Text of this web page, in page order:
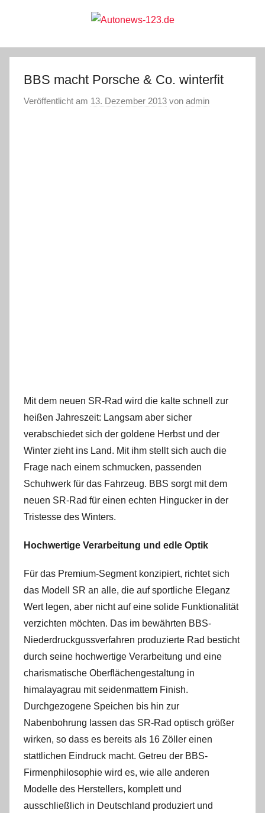
Autonews-
123.de
BBS macht Porsche & Co. winterfit
Veröffentlicht am 13. Dezember 2013 von admin
Mit dem neuen SR-Rad wird die kalte schnell zur
heißen Jahreszeit: Langsam aber sicher
verabschiedet sich der goldene Herbst und der
Winter zieht ins Land. Mit ihm stellt sich auch die
Frage nach einem schmucken, passenden
Schuhwerk für das Fahrzeug. BBS sorgt mit dem
neuen SR-Rad für einen echten Hingucker in der
Tristesse des Winters.
Hochwertige Verarbeitung und edle Optik
Für das Premium-Segment konzipiert, richtet sich
das Modell SR an alle, die auf sportliche Eleganz
Wert legen, aber nicht auf eine solide Funktionalität
verzichten möchten. Das im bewährten BBS-
Niederdruckgussverfahren produzierte Rad besticht
durch seine hochwertige Verarbeitung und eine
charismatische Oberflächengestaltung in
himalayagrau mit seidenmattem Finish.
Durchgezogene Speichen bis hin zur
Nabenbohrung lassen das SR-Rad optisch größer
wirken, so dass es bereits als 16 Zöller einen
stattlichen Eindruck macht. Getreu der BBS-
Firmenphilosophie wird es, wie alle anderen
Modelle des Herstellers, komplett und
ausschließlich in Deutschland produziert und